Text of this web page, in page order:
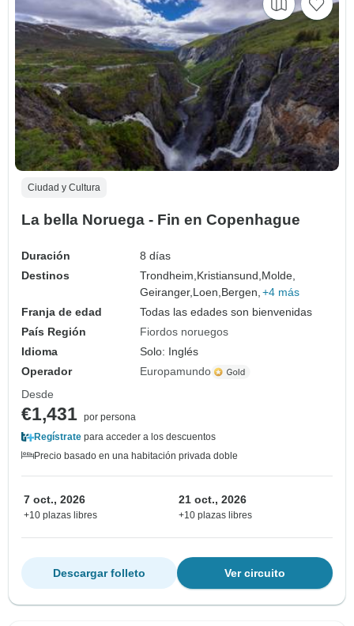
Ciudad y Cultura
La bella Noruega - Fin en Copenhague
Duración
8 días
Destinos
Trondheim,Kristiansund,Molde,
Geiranger,Loen,Bergen, +4 más
Franja de edad
Todas las edades son bienvenidas
País Región
Fiordos noruegos
Idioma
Solo: Inglés
Operador
Europamundo
Desde
€1,431 por persona
Regístrate para acceder a los descuentos
Precio basado en una habitación privada doble
7 oct., 2026
+10 plazas libres
21 oct., 2026
+10 plazas libres
Ver circuito
Descargar folleto